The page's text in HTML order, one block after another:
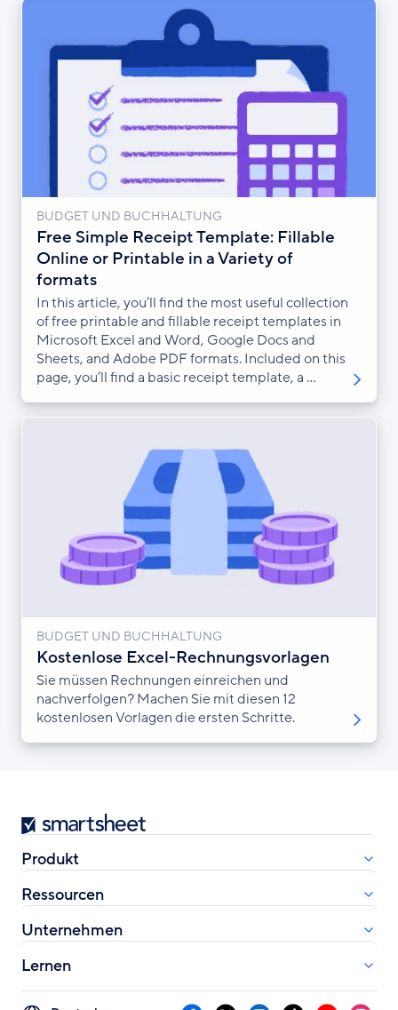
BUDGET UND BUCHHALTUNG
Free Simple Receipt Template: Fillable
Online or Printable in a Variety of
formats
In this article, you’ll find the most useful collection
of free printable and fillable receipt templates in
Microsoft Excel and Word, Google Docs and
Sheets, and Adobe PDF formats. Included on this
page, you’ll find a basic receipt template, a ...
BUDGET UND BUCHHALTUNG
Kostenlose Excel-Rechnungsvorlagen
Sie müssen Rechnungen einreichen und
nachverfolgen? Machen Sie mit diesen 12
kostenlosen Vorlagen die ersten Schritte.
Smartsheet
Produkt
Ressourcen
Unternehmen
Lernen